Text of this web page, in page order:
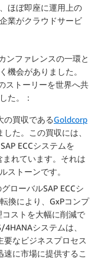
ほぼ即座に運用上の
業がクラウドサービ
ンファレンスの一環と
機会がありました。
ストーリーを世界へ共
た。：
の買収であるGoldcorp
た。この買収には、
ECCシステムを
まれています。それは
ストーンです。
ローバルSAP ECCシ
換により、GxPコンプ
ストを大幅に削減で
システムは、
要なビジネスプロセス
に市場に提供するこ